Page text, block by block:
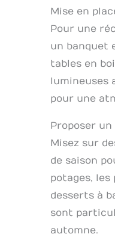
Mise en
Pour une
un banquet
tables en
lumineuses
pour une
Proposer un
Misez sur
de saison
potages,
desserts à
sont
automne.